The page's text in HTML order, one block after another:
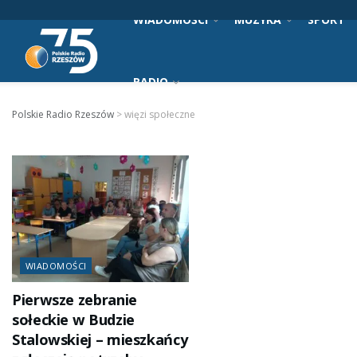
WIADOMOŚCI MUZYKA SPORT
RADIO
Polskie Radio Rzeszów >więzi społeczne
WIADOMOŚCI
Pierwsze zebranie
sołeckie w Budzie
Stalowskiej – mieszkańcy